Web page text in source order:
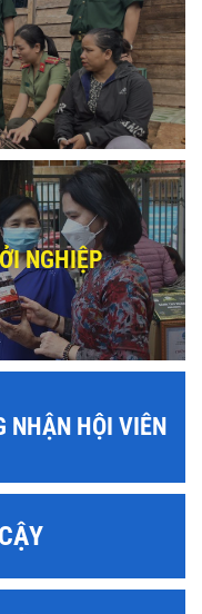
NGHIỆP
NHẬN HỘI VIÊN